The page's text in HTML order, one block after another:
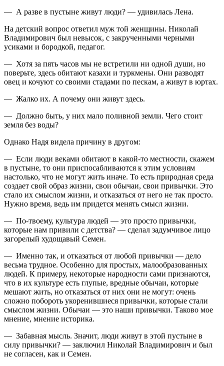
— А разве в пустыне живут люди? — удивилась Лена.
На детский вопрос ответил муж той женщины. Николай
Владимирович был невысок, с закрученными черными
усиками и бородкой, педагог.
— Хотя за пять часов мы не встретили ни одной души, но
поверьте, здесь обитают казахи и туркмены. Они разводят
овец и кочуют со своими стадами по пескам, а живут в юртах.
— Жалко их. А почему они живут здесь.
— Должно быть, у них мало поливной земли. Чего стоит
земля без воды?
Однако Надя видела причину в другом:
— Если люди веками обитают в какой-то местности, скажем
в пустыне, то они приспосабливаются к этим условиям
настолько, что не могут жить иначе. То есть природная среда
создает свой образ жизни, свои обычаи, свои привычки. Это
стало их смыслом жизни, и отказаться от него не так просто.
Нужно время, ведь им придется менять смысл жизни.
— По-твоему, культура людей — это просто привычки,
которые нам привили с детства? — сделал задумчивое лицо
загорелый худощавый Семен.
— Именно так, и отказаться от любой привычки — дело
весьма трудное. Особенно для простых, малообразованных
людей. К примеру, некоторые народности сами признаются,
что в их культуре есть глупые, вредные обычаи, которые
мешают жить, но отказаться от них они не могут: очень
сложно побороть укоренившиеся привычки, которые стали
смыслом жизни. Обычаи — это наши привычки. Таково мое
мнение, мнение историка.
— Забавная мысль. Значит, люди живут в этой пустыне в
силу привычки? — заключил Николай Владимирович и был
не согласен, как и Семен.